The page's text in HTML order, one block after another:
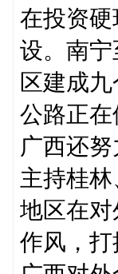
在投资
设。南
区建成
公路正
广西还
主持桂
地区在
作风，